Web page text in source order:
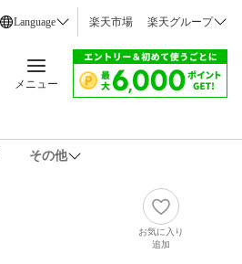
Language 楽天市場 楽天グループ
メニュー
その他
お気に入り
追加